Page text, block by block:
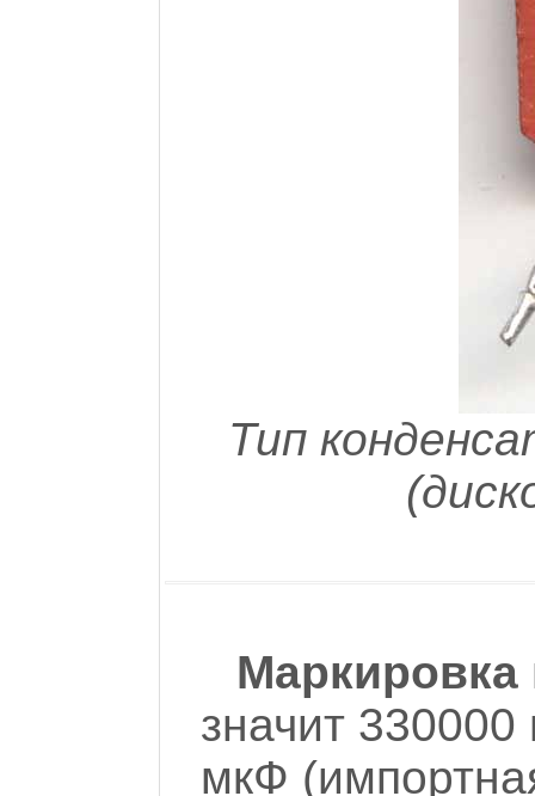
Тип
Маркировка
значит
мкФ